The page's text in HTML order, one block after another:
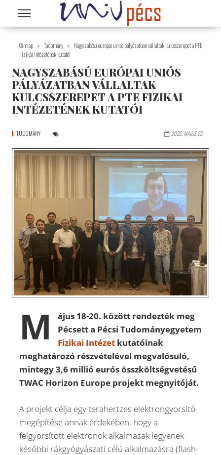
Ugrás a tartalomra
Címlap Tudomány
Nagyszabású európai uniós pályázatban vállaltak kulcsszerepet a PTE
Fizikai Intézetének kutatói
NAGYSZABÁSÚ EURÓPAI UNIÓS
PÁLYÁZATBAN VÁLLALTAK
KULCSSZEREPET A PTE FIZIKAI
INTÉZETÉNEK KUTATÓI
TUDOMÁNY 2022. MÁJUS 25.
M
ájus 18-20. között rendezték meg
Pécsett a Pécsi Tudományegyetem
Fizikai Intézet kutatóinak
meghatározó részvételével megvalósuló,
mintegy 3,6 millió eurós összköltségvetésű
TWAC Horizon Europe projekt megnyitóját.
A projekt célja egy terahertzes elektrongyorsító
megépítése annak érdekében, hogy a
felgyorsított elektronok alkalmasak legyenek
későbbi rákgyógyászati célú alkalmazásra (flash-